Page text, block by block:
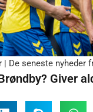
| De seneste nyheder
Giver